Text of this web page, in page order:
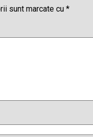
sunt marcate cu *